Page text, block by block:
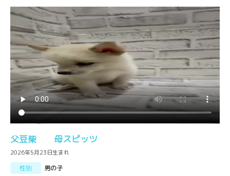
父豆柴 母スピッツ
2026年5月23日生まれ
性別
男の子